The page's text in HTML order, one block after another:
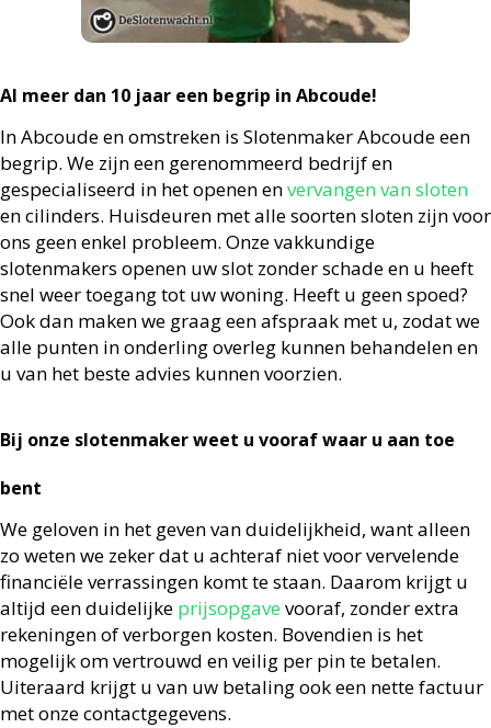
Al meer dan 10 jaar een begrip in Abcoude!
In Abcoude en omstreken is Slotenmaker Abcoude een
begrip. We zijn een gerenommeerd bedrijf en
gespecialiseerd in het openen envervangen van sloten
en cilinders. Huisdeuren met alle soorten sloten zijn voor
ons geen enkel probleem. Onze vakkundige
slotenmakers openen uw slot zonder schade en u heeft
snel weer toegang tot uw woning. Heeft u geen spoed?
Ook dan maken we graag een afspraak met u, zodat we
alle punten in onderling overleg kunnen behandelen en
u van het beste advies kunnen voorzien.
Bij onze slotenmaker weet u vooraf waar u aan toe
bent
We geloven in het geven van duidelijkheid, want alleen
zo weten we zeker dat u achteraf niet voor vervelende
financiële verrassingen komt te staan. Daarom krijgt u
altijd een duidelijke prijsopgave vooraf, zonder extra
rekeningen of verborgen kosten. Bovendien is het
mogelijk om vertrouwd en veilig per pin te betalen.
Uiteraard krijgt u van uw betaling ook een nette factuur
met onze contactgegevens.